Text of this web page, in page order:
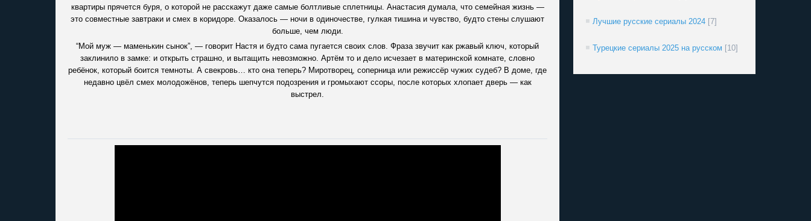
квартиры прячется буря, о которой не расскажут даже самые болтливые сплетницы. Анастасия думала, что семейная жизнь —
это совместные завтраки и смех в коридоре. Оказалось — ночи в одиночестве, гулкая тишина и чувство, будто стены слушают
больше, чем люди.
“Мой муж — маменькин сынок”, — говорит Настя и будто сама пугается своих слов. Фраза звучит как ржавый ключ, который
заклинило в замке: и открыть страшно, и вытащить невозможно. Артём то и дело исчезает в материнской комнате, словно
ребёнок, который боится темноты. А свекровь… кто она теперь? Миротворец, соперница или режиссёр чужих судеб? В доме, где
недавно цвёл смех молодожёнов, теперь шепчутся подозрения и громыхают ссоры, после которых хлопает дверь — как
выстрел.
Лучшие русские сериалы 2024 [7]
Турецкие сериалы 2025 на русском [10]